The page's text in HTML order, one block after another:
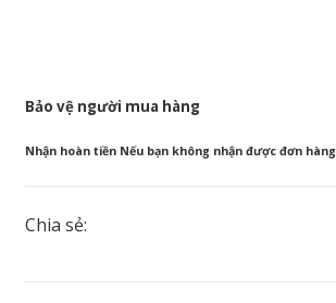
Bảo vệ người mua hàng
Nhận hoàn tiền Nếu bạn không nhận được đơn hàng
Chia sẻ: